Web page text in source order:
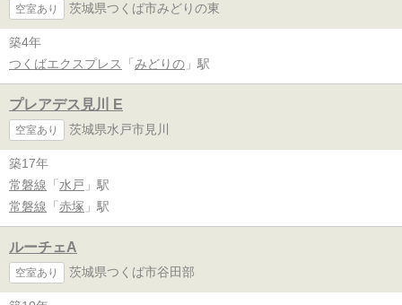
空室あり 茨城県つくば市みどりの東
築4年
つくばエクスプレス
「 みどりの 」駅
プレアデス見川 E
空室あり 茨城県水戸市見川
築17年
常磐線 「 水戸 」駅
常磐線 「 赤塚 」駅
ルーチェA
空室あり 茨城県つくば市谷田部